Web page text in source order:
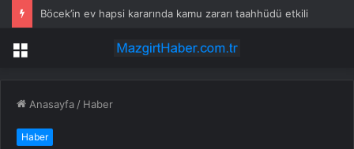
Böcek’in ev hapsi kararında kamu zararı taahhüdü etkili
Menü
Anasayfa / Haber
Haber